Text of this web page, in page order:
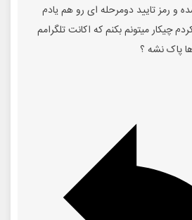
و رمز تایید دومرحله ای رو هم یادم
چیکار میتونم بکنم که اکانت تلگرامم
ها پاک نشه ؟